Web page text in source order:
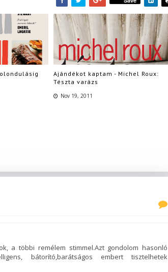
Ajándékot kaptam - Michel Roux:
Tészta varázs
Nov 19, 2011
a többi remélem stimmel.Azt gondolom hasonló
bátorító,barátságos embert tisztelhetek